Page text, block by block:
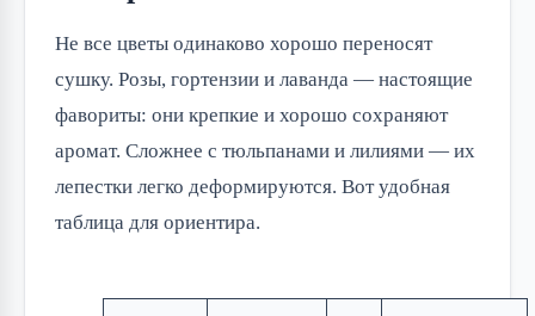
Не все цветы одинаково хорошо переносят
сушку. Розы, гортензии и лаванда — настоящие
фавориты: они крепкие и хорошо сохраняют
аромат. Сложнее с тюльпанами и лилиями — их
лепестки легко деформируются. Вот удобная
таблица для ориентира.